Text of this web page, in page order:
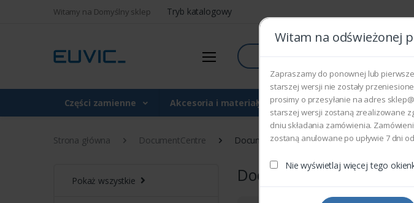
Witamy na Domyślny sklep Tryb katalogowy
Szukaj
Części zamienne Akcesoria i materiały eksploatacyjne
Witam na odświeżonej
Zapraszamy do ponownej lub
starszej wersji nie zostały
prosimy o przesyłanie na adres
starszej wersji zostaną zrealizowane
dniu składania zamówienia.
zostaną anulowane po upływie 7 dni
Nie wyświetlaj więcej tego
Strona główna DocumentCentre DocumentCentre 535
Pokaż wszystkie DocumentCentre 535